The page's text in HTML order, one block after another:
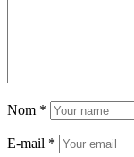
Nom *
E-mail *